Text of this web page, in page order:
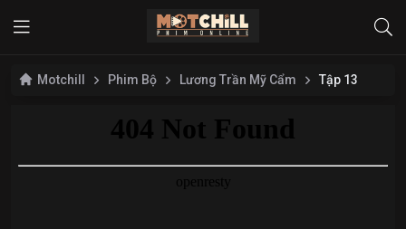
Motchill Phim Bộ Lương Trần Mỹ Cẩm Tập 13